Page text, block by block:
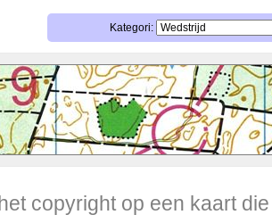
Kategori:
copyright op een kaart